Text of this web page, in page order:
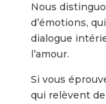
Nous
d’émotions,
dialogue
l’amour.
Si vous
qui relèvent de